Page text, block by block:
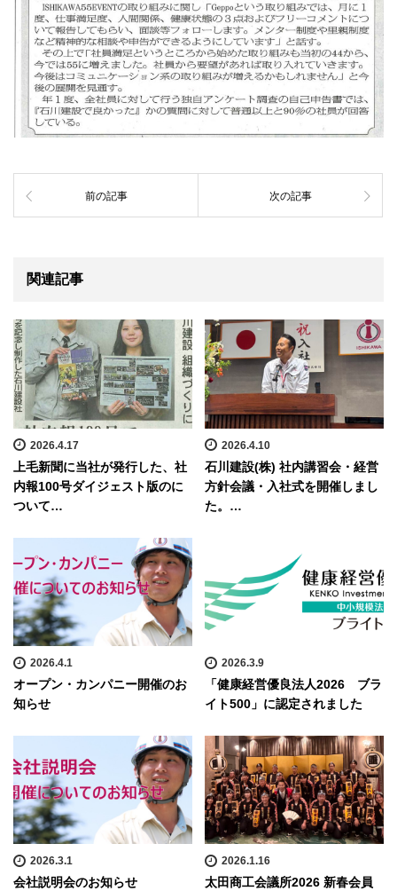
前の記事 次の記事
関連記事
2026.4.17
上毛新聞に当社が発行した、社
内報100号ダイジェスト版のに
ついて…
2026.4.10
石川建設(株) 社内講習会・経営
方針会議・入社式を開催しまし
た。…
2026.4.1
オープン・カンパニー開催のお
知らせ
2026.3.9
「健康経営優良法人2026 ブラ
イト500」に認定されました
2026.3.1
会社説明会のお知らせ
2026.1.16
太田商工会議所2026 新春会員